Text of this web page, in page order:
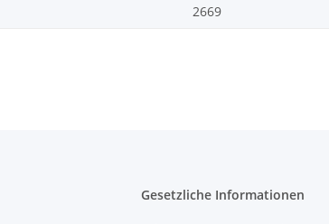
2669
Gesetzliche Informationen